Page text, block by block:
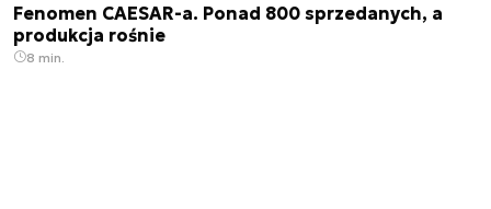
Fenomen CAESAR-a. Ponad 800 sprzedanych, a
produkcja rośnie
8 min.